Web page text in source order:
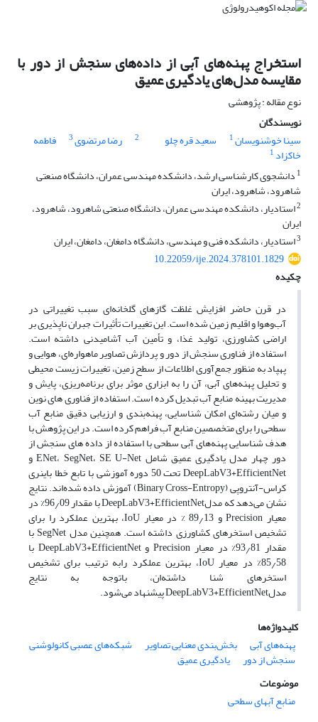
استخراج پهنه‌های آبی از داده‌های سنجش از دور با
مقایسه مدل‌های یادگیری عمیق
نوع مقاله : پژوهشی
نویسندگان
سینا خوشنویسان1 سعید قره چلو 2 رضا مرتضوی3 فاطمه
خاکزاد 1
1 دانشجوی کارشناسی ارشد، دانشکده مهندسی عمران، دانشگاه صنعتی
شاهرود، شاهرود، ایران
2استادیار، دانشکده مهندسی عمران، دانشگاه صنعتی شاهرود، شاهرود،
ایران
3استادیار، دانشکده فنی و مهندسی، دانشگاه دامغان، دامغان، ایران
10.22059/ije.2024.378101.1829
چکیده
در قرن حاضر افزایش غلظت گازهای گلخانه‌ای سبب تغییراتی در
آب‌وهوا و اقلیم زمین شده است. این تغییرات تأثیرات جبران ناپذیری بر
اراضی کشاورزی، تولید غذا، و تأمین آب آشامیدنی داشته است.
استفاده از فناوری سنجش از دور و پردازش تصاویر ماهواره‌ای، هوایی و
پهپاد به منظور جمع‌آوری اطلاعات از سطح زمین، تغییرات زیست محیطی
و تحلیل پهنه‌های آبی، آن را به ابزاری موثر برای برنامه‌ریزی، پایش و
مدیریت بهینه منابع آب تبدیل کرده است. استفاده از فناوری های نوین
و میان رشته‌ای امکان شناسایی، پهنه‌بندی و ارزیابی دقیق منابع آب
سطحی را برای متخصصین منابع آب فراهم کرده است. در این پژوهش با
هدف شناسایی پهنه‌های آبی سطحی با استفاده از داده های سنجش از
دور چهار مدل یادگیری عمیق شامل ENet، SegNet، SE U-Net و
DeepLabV3+EfficientNet تحت 50 دوره آموزشی با تابع خطا باینری
کراس-آنتروپی (Binary Cross-Entropy) آموزش داده شده‌اند. نتایج
نشان می‌دهد که مدلDeepLabV3+EfficientNet با مقدار 96٫09% در
معیار Precision و 89٫13 % در معیار IoU، بهترین عملکرد را برای
تشخیص استخرهای کشاورزی داشته است. همچنین مدل SegNet با
مقدار 93٫81% در معیار Precision و DeepLabV3+EfficientNet با
85٫58% در معیار IoU، بهترین عملکرد رابه ترتیب برای تشخیص
استخرهای شنا داشته‌ان، باتوجه به نتایج
مدلDeepLabV3+EfficientNet پیشنهاد می‌شود.
کلیدواژه‌ها
پهنه‌های آبی
بخش‌بندی معنایی تصاویر شبکه‌های عصبی کانولوشنی
سنجش از دور
یادگیری عمیق
موضوعات
منابع آبهای سطحی